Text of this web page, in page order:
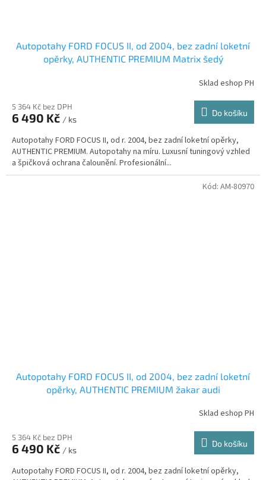
Autopotahy FORD FOCUS II, od 2004, bez zadní loketní
opěrky, AUTHENTIC PREMIUM Matrix šedý
Sklad eshop PH
5 364 Kč bez DPH
6 490 Kč / ks
Do košíku
Autopotahy FORD FOCUS II, od r. 2004, bez zadní loketní opěrky,
AUTHENTIC PREMIUM. Autopotahy na míru. Luxusní tuningový vzhled
a špičková ochrana čalounění. Profesionální...
Autopotahy FORD FOCUS II, od 2004, bez zadní loketní
opěrky, AUTHENTIC PREMIUM žakar audi
Sklad eshop PH
5 364 Kč bez DPH
6 490 Kč / ks
Do košíku
Autopotahy FORD FOCUS II, od r. 2004, bez zadní loketní opěrky,
Kód: AM-80970